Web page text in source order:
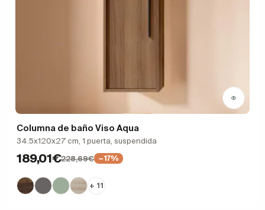
Columna de baño Viso Aqua
34.5x120x27 cm, 1 puerta, suspendida
189,01€228,69€ −17%
+ 11